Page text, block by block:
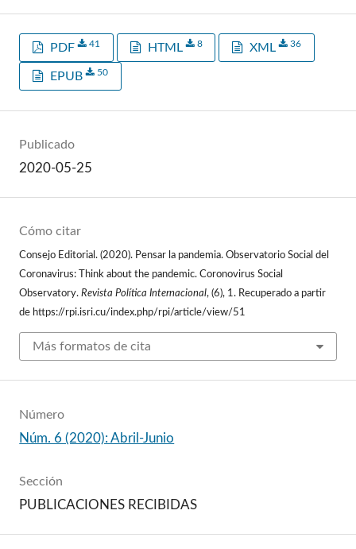
PDF 41 HTML 8 XML 36
EPUB 50
Publicado
2020-05-25
Cómo citar
Consejo Editorial. (2020). Pensar la pandemia. Observatorio Social del
Coronavirus: Think about the pandemic. Coronovirus Social
Observatory.Revista Política Internacional, (6), 1. Recuperado a partir
de https://rpi.isri.cu/index.php/rpi/article/view/51
Más formatos de cita
Número
Núm. 6 (2020): Abril-Junio
Sección
PUBLICACIONES RECIBIDAS